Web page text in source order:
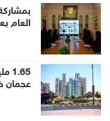
العام
عجمان